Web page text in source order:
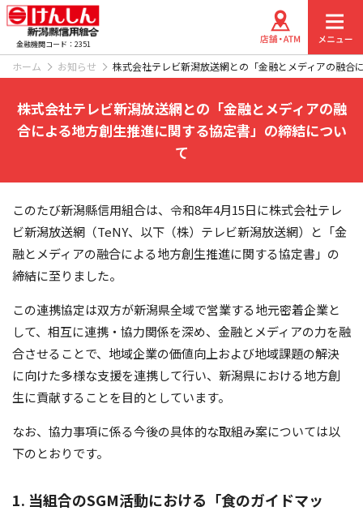
金融機関コード：2351
ホーム お知らせ 株式会社テレビ新潟放送網との「金融とメディアの融
株式会社テレビ新潟放送網との「金融とメディアの融
合による地方創生推進に関する協定書」の締結につい
て
このたび新潟縣信用組合は、令和8年4月15日に株式会社テレ
ビ新潟放送網（TeNY、以下（株）テレビ新潟放送網）と「金
融とメディアの融合による地方創生推進に関する協定書」の
締結に至りました。
この連携協定は双方が新潟県全域で営業する地元密着企業と
して、相互に連携・協力関係を深め、金融とメディアの力を融
合させることで、地域企業の価値向上および地域課題の解決
に向けた多様な支援を連携して行い、新潟県における地方創
生に貢献することを目的としています。
なお、協力事項に係る今後の具体的な取組み案については以
下のとおりです。
1. 当組合のSGM活動における「食のガイドマッ